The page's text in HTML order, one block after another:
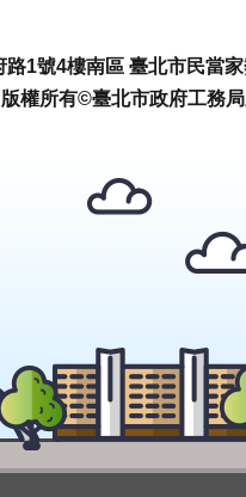
1號4樓南區 臺北市民當
權所有©臺北市政府工務